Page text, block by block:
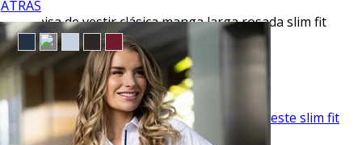
ATRÁS
Camisa de vestir clásica manga larga rosada slim fit
$36.50
TU TERCERA PRENDA GRATIS
VISTA RAPIDA